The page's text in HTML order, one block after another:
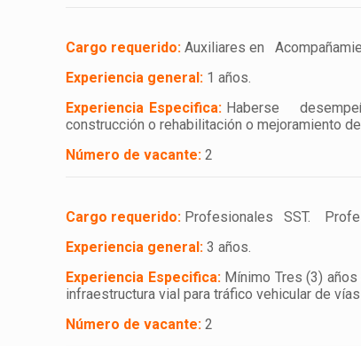
Cargo requerido: Auxiliares en
Experiencia general: 1 años.
Experiencia Especifica: Haberse
construcción o rehabilitación o mejoramiento
Número de vacante: 2
Cargo requerido: Profesionales SST.
Experiencia general: 3 años.
Experiencia Especifica: Mínimo Tres (3)
infraestructura vial para tráfico vehicular de
Número de vacante:2